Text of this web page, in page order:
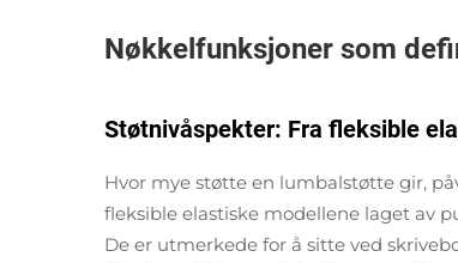
Nøkkelfunksjoner som
Støtnivåspekter: Fra fleksible
Hvor mye støtte en lumbalstøtte gir,
fleksible elastiske modellene laget av
De er utmerkede for å sitte ved